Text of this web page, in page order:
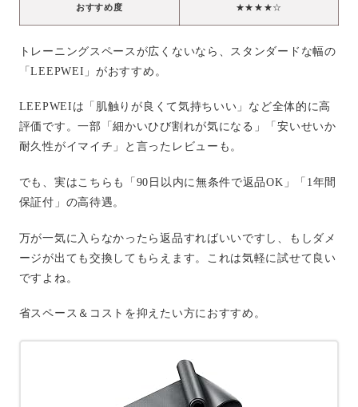
おすすめ度 ★★★★☆
トレーニングスペースが広くないなら、スタンダードな幅の
「LEEPWEI」がおすすめ。
LEEPWEIは「肌触りが良くて気持ちいい」など全体的に高
評価です。一部「細かいひび割れが気になる」「安いせいか
耐久性がイマイチ」と言ったレビューも。
でも、実はこちらも「90日以内に無条件で返品OK」「1年間
保証付」の高待遇。
万が一気に入らなかったら返品すればいいですし、もしダメ
ージが出ても交換してもらえます。これは気軽に試せて良い
ですよね。
省スペース＆コストを抑えたい方におすすめ。